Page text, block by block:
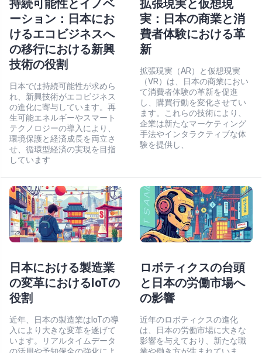
持続可能性とイノベ
ーション：日本にお
けるエコビジネスへ
の移行における新興
技術の役割
日本では持続可能性が求めら
れ、新興技術がエコビジネス
の進化に寄与しています。再
生可能エネルギーやスマート
テクノロジーの導入により、
環境保護と経済成長を両立さ
せ、循環型経済の実現を目指
しています
拡張現実と仮想現
実：日本の商業と消
費者体験における革
新
拡張現実（AR）と仮想現実
（VR）は、日本の商業におい
て消費者体験の革新を促進
し、購買行動を変化させてい
ます。これらの技術により、
企業は新たなマーケティング
手法やインタラクティブな体
験を提供し、
日本における製造業
の変革におけるIoTの
役割
近年、日本の製造業はIoTの導
入により大きな変革を遂げて
います。リアルタイムデータ
ロボティクスの台頭
と日本の労働市場へ
の影響
近年のロボティクスの進化
は、日本の労働市場に大きな
影響を与えており、新たな職